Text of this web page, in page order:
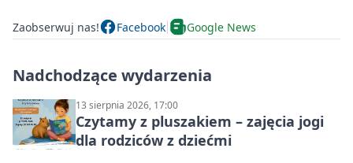
Zaobserwuj nas! Facebook Google News
Nadchodzące wydarzenia
13 sierpnia 2026, 17:00
Czytamy z pluszakiem – zajęcia jogi
dla rodziców z dziećmi